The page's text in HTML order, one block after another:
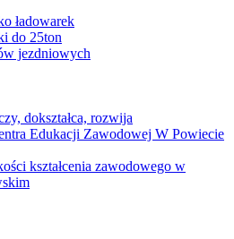
ładowarek
do 25ton
jezdniowych
dokształca, rozwija
Edukacji Zawodowej W Powiecie
kształcenia zawodowego w